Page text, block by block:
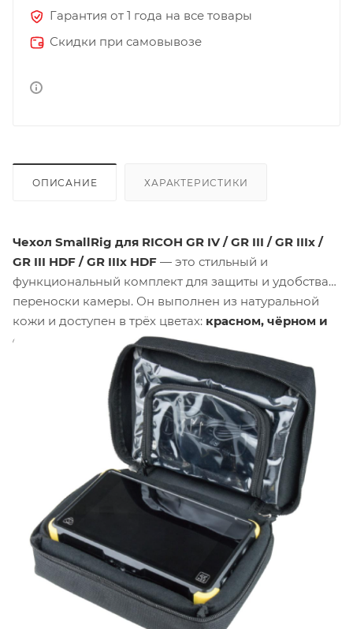
Гарантия от 1 года на все товары
Скидки при самовывозе
ОПИСАНИЕ ХАРАКТЕРИСТИКИ
Чехол SmallRig для RICOH GR IV / GR III / GR IIIx /
GR III HDF / GR IIIx HDF — это стильный и
функциональный комплект для защиты и удобства
переноски камеры. Он выполнен из натуральной
кожи и доступен в трёх цветах: красном, чёрном и
сером
. Комплект обеспечивает мгновенный доступ
к камере и включает органайзер для аксессуаров.